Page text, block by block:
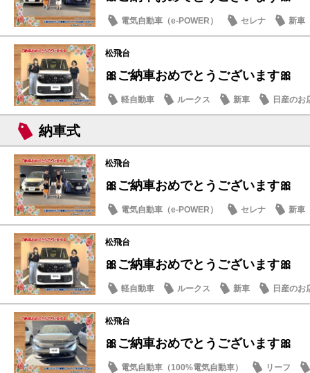
電気自動車（e-POWER） セレナ 新車
松飛台
🎀ご納車おめでとうございます🎀
軽自動車 ルークス 新車 日産のお
納車式
松飛台
🎀ご納車おめでとうございます🎀
電気自動車（e-POWER） セレナ 新車
松飛台
🎀ご納車おめでとうございます🎀
軽自動車 ルークス 新車 日産のお
松飛台
🎀ご納車おめでとうございます🎀
電気自動車（100%電気自動車） リーフ